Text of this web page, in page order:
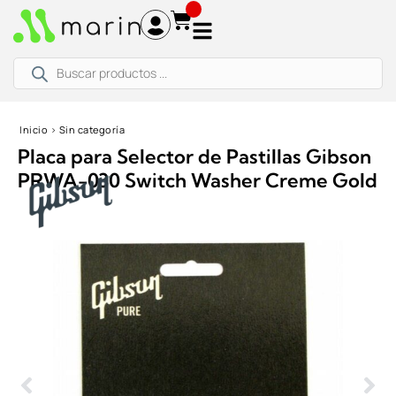
productos
Inicio › Sin categoría
Placa para Selector de Pastillas Gibson
PRWA-030 Switch Washer Creme Gold